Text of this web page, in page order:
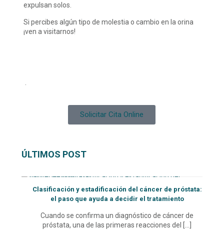
expulsan solos.
Si percibes algún tipo de molestia o cambio en la orina
¡ven a visitarnos!
Solicitar Cita Online
ÚLTIMOS POST
Clasificación y estadificación del cáncer de próstata:
el paso que ayuda a decidir el tratamiento
Cuando se confirma un diagnóstico de cáncer de
próstata, una de las primeras reacciones del